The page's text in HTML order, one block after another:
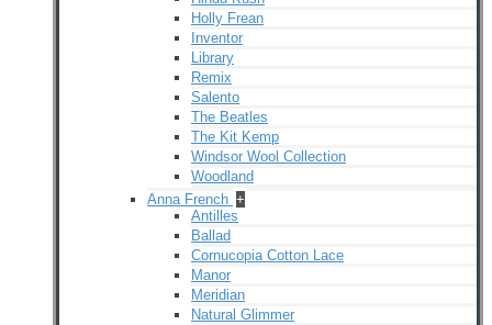
Holly Frean
Inventor
Library
Remix
Salento
The Beatles
The Kit Kemp
Windsor Wool Collection
Woodland
Anna French +
Antilles
Ballad
Cornucopia Cotton Lace
Manor
Meridian
Natural Glimmer